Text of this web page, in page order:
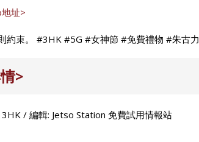
址>
約束。 #3HK #5G #女神節 #免費禮物 #朱古力
>
/ 編輯: Jetso Station 免費試用情報站